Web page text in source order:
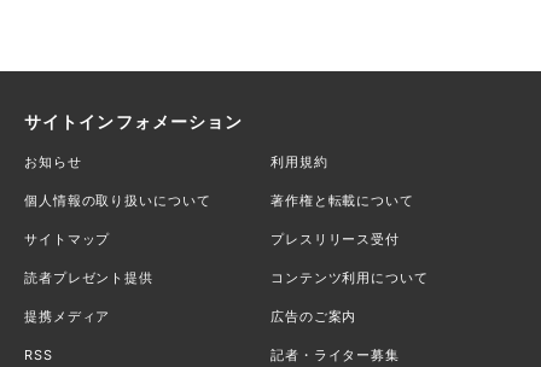
サイトインフォメーション
お知らせ 利用規約
個人情報の取り扱いについて 著作権と転載について
サイトマップ プレスリリース受付
読者プレゼント提供 コンテンツ利用について
提携メディア 広告のご案内
RSS 記者・ライター募集